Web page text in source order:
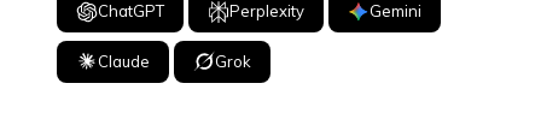
ChatGPT Perplexity Gemini
Claude Grok